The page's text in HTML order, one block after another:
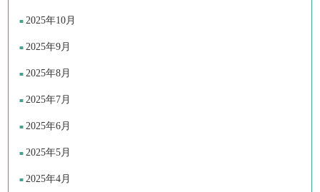
2025年10月
2025年9月
2025年8月
2025年7月
2025年6月
2025年5月
2025年4月